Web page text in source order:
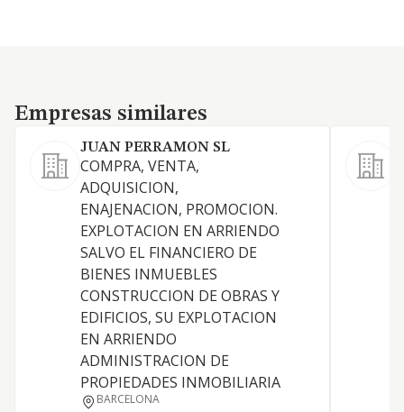
Empresas similares
Empresas similares
JUAN PERRAMON SL
COMPRA, VENTA,
ADQUISICION,
ENAJENACION, PROMOCION.
EXPLOTACION EN ARRIENDO
SALVO EL FINANCIERO DE
BIENES INMUEBLES
CONSTRUCCION DE OBRAS Y
EDIFICIOS, SU EXPLOTACION
EN ARRIENDO
ADMINISTRACION DE
PROPIEDADES INMOBILIARIA
BARCELONA